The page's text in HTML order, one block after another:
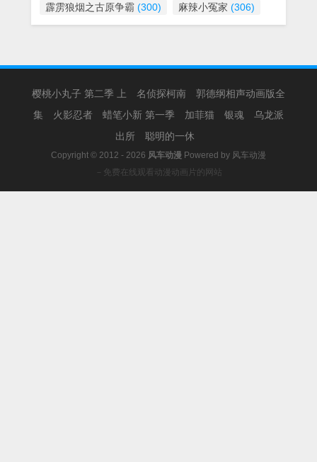
霹雳狼烟之古原争霸 (300) 麻辣小冤家 (306)
樱桃小丸子 第二季 上 名侦探柯南
郭德纲相声动画版全
集
火影忍者 蜡笔小新 第一季 加菲猫 银魂
乌龙派
出所
聪明的一休
Copyright © 2012 - 2026 风车动漫 Powered by 风车动漫
－免费在线观看动漫动画片的网站